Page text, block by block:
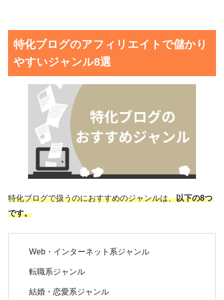
特化ブログのアフィリエイトで儲かり
やすいジャンル8選
特化ブログで扱うのにおすすめのジャンルは、以下の8つ
です。
Web・インターネット系ジャンル
転職系ジャンル
結婚・恋愛系ジャンル